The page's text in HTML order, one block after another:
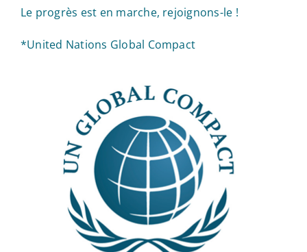
Le progrès est en marche, rejoignons-le !
*United Nations Global Compact